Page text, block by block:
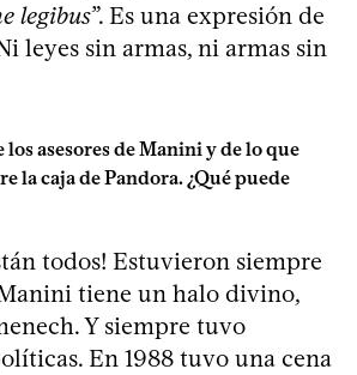
legibus”. Es una expresión de
leyes sin armas, ni armas sin
los asesores de Manini y de lo que
la caja de Pandora. ¿Qué puede
todos! Estuvieron siempre
tiene un halo divino,
Y siempre tuvo
En 1988 tuvo una cena